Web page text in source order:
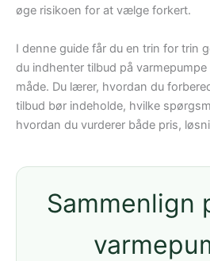
øge risikoen for at vælge forkert.
I denne guide får du en trin for trin
du indhenter tilbud på
måde. Du lærer, hvordan du
tilbud bør indeholde, hvilke
hvordan du vurderer både pris,
Sammenlign